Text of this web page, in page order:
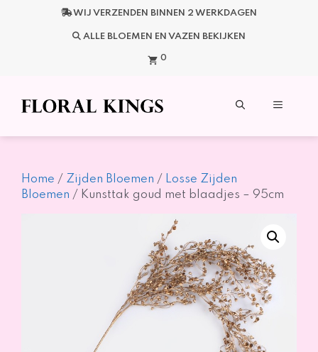
WIJ VERZENDEN BINNEN 2 WERKDAGEN
ALLE BLOEMEN EN VAZEN BEKIJKEN
0
Menu
Home / Zijden Bloemen / Losse Zijden
Bloemen / Kunsttak goud met blaadjes – 95cm